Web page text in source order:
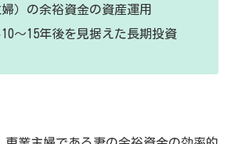
）の余裕資金の資産運用
10～15年後を見据えた長期投資